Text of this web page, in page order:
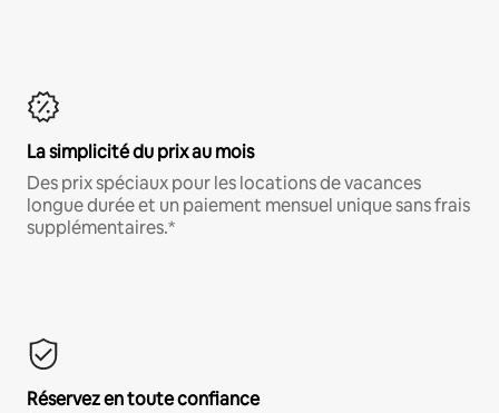
La simplicité du prix au mois
Des prix spéciaux pour les locations de vacances
longue durée et un paiement mensuel unique sans frais
supplémentaires.*
Réservez en toute confiance